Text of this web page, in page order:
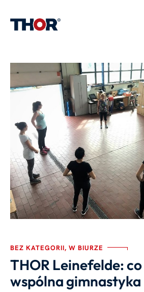
BEZ KATEGORII, W BIURZE
THOR Leinefelde:
wspólna gimnastyka